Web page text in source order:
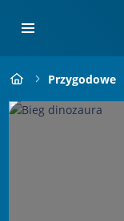
Przygodowe